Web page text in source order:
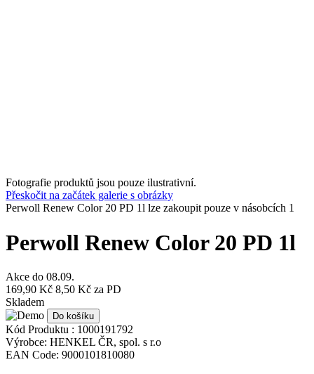
Fotografie produktů jsou pouze ilustrativní.
Přeskočit na začátek galerie s obrázky
Perwoll Renew Color 20 PD 1l lze zakoupit pouze v násobcích 1
Perwoll Renew Color 20 PD 1l
Akce do 08.09.
169,90 Kč 8,50 Kč za PD
Skladem
Do košíku
Kód Produktu : 1000191792
Výrobce: HENKEL ČR, spol. s r.o
EAN Code: 9000101810080